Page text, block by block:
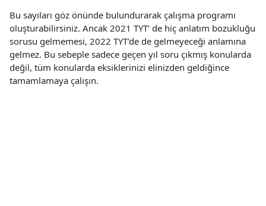
Bu sayıları göz önünde bulundurarak çalışma programı
oluşturabilirsiniz. Ancak 2021 TYT’ de hiç anlatım bozukluğu
sorusu gelmemesi, 2022 TYT’de de gelmeyeceği anlamına
gelmez. Bu sebeple sadece geçen yıl soru çıkmış konularda
değil, tüm konularda eksiklerinizi elinizden geldiğince
tamamlamaya çalışın.